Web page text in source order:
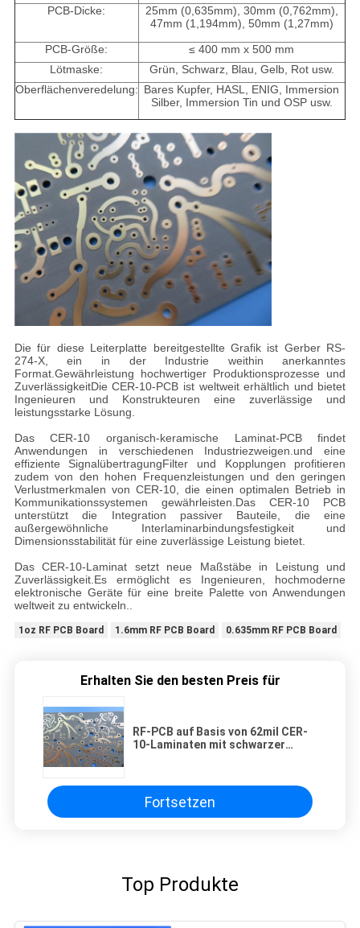
PCB-Dicke:
25mm (0,635mm), 30mm (0,762mm),
47mm (1,194mm), 50mm (1,27mm)
PCB-Größe:
≤ 400 mm x 500 mm
Lötmaske:
Grün, Schwarz, Blau, Gelb, Rot usw.
Oberflächenveredelung: Bares Kupfer, HASL, ENIG, Immersion
Silber, Immersion Tin und OSP usw.
Die für diese Leiterplatte bereitgestellte Grafik ist Gerber RS-
274-X, ein in der Industrie weithin anerkanntes
Format.Gewährleistung hochwertiger Produktionsprozesse und
ZuverlässigkeitDie CER-10-PCB ist weltweit erhältlich und bietet
Ingenieuren und Konstrukteuren eine zuverlässige und
leistungsstarke Lösung.
Das CER-10 organisch-keramische Laminat-PCB findet
Anwendungen in verschiedenen Industriezweigen.und eine
effiziente SignalübertragungFilter und Kopplungen profitieren
zudem von den hohen Frequenzleistungen und den geringen
Verlustmerkmalen von CER-10, die einen optimalen Betrieb in
Kommunikationssystemen gewährleisten.Das CER-10 PCB
unterstützt die Integration passiver Bauteile, die eine
außergewöhnliche Interlaminarbindungsfestigkeit und
Dimensionsstabilität für eine zuverlässige Leistung bietet.
Das CER-10-Laminat setzt neue Maßstäbe in Leistung und
Zuverlässigkeit.Es ermöglicht es Ingenieuren, hochmoderne
elektronische Geräte für eine breite Palette von Anwendungen
weltweit zu entwickeln..
1oz RF PCB Board 1.6mm RF PCB Board 0.635mm RF PCB Board
Erhalten Sie den besten Preis für
RF-PCB auf Basis von 62mil CER-
10-Laminaten mit schwarzer
Fortsetzen
Top Produkte